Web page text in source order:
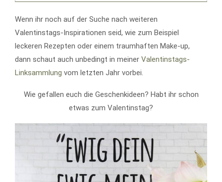
Wenn ihr noch auf der Suche nach weiteren
Valentinstags-Inspirationen seid, wie zum Beispiel
leckeren Rezepten oder einem traumhaften Make-up,
dann schaut auch unbedingt in meiner Valentinstags-
Linksammlung vom letzten Jahr vorbei.
Wie gefallen euch die Geschenkideen? Habt ihr schon
etwas zum Valentinstag?